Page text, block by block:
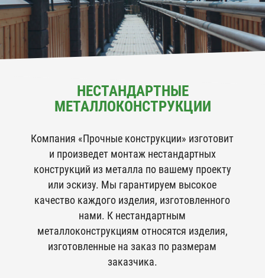
НЕСТАНДАРТНЫЕ
МЕТАЛЛОКОНСТРУКЦИИ
Компания «Прочные конструкции» изготовит
и произведет монтаж нестандартных
конструкций из металла по вашему проекту
или эскизу. Мы гарантируем высокое
качество каждого изделия, изготовленного
нами. К нестандартным
металлоконструкциям относятся изделия,
изготовленные на заказ по размерам
заказчика.